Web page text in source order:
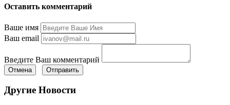
Оставить комментарий
Ваше имя
Ваш email
Введите Ваш комментарий
Отмена Отправить
Другие Новости